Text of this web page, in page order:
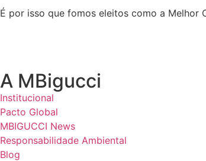
É por isso que fomos eleitos como a Melhor
A MBigucci
Institucional
Pacto Global
MBIGUCCI News
Responsabilidade Ambiental
Blog